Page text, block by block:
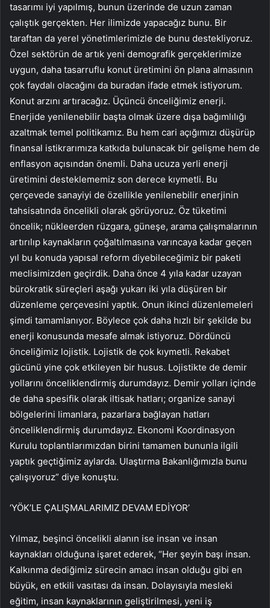
tasarımı iyi yapılmış, bunun üzerinde de uzun zaman
çalıştık gerçekten. Her ilimizde yapacağız bunu. Bir
taraftan da yerel yönetimlerimizle de bunu destekliyoruz.
Özel sektörün de artık yeni demografik gerçeklerimize
uygun, daha tasarruflu konut üretimini ön plana almasının
çok faydalı olacağını da buradan ifade etmek istiyorum.
Konut arzını artıracağız. Üçüncü önceliğimiz enerji.
Enerjide yenilenebilir başta olmak üzere dışa bağımlılığı
azaltmak temel politikamız. Bu hem cari açığımızı düşürüp
finansal istikrarımıza katkıda bulunacak bir gelişme hem de
enflasyon açısından önemli. Daha ucuza yerli enerji
üretimini desteklememiz son derece kıymetli. Bu
çerçevede sanayiyi de özellikle yenilenebilir enerjinin
tahsisatında öncelikli olarak görüyoruz. Öz tüketimi
öncelik; nükleerden rüzgara, güneşe, arama çalışmalarının
artırılıp kaynakların çoğaltılmasına varıncaya kadar geçen
yıl bu konuda yapısal reform diyebileceğimiz bir paketi
meclisimizden geçirdik. Daha önce 4 yıla kadar uzayan
bürokratik süreçleri aşağı yukarı iki yıla düşüren bir
düzenleme çerçevesini yaptık. Onun ikinci düzenlemeleri
şimdi tamamlanıyor. Böylece çok daha hızlı bir şekilde bu
enerji konusunda mesafe almak istiyoruz. Dördüncü
önceliğimiz lojistik. Lojistik de çok kıymetli. Rekabet
gücünü yine çok etkileyen bir husus. Lojistikte de demir
yollarını önceliklendirmiş durumdayız. Demir yolları içinde
de daha spesifik olarak iltisak hatları; organize sanayi
bölgelerini limanlara, pazarlara bağlayan hatları
önceliklendirmiş durumdayız. Ekonomi Koordinasyon
Kurulu toplantılarımızdan birini tamamen bununla ilgili
yaptık geçtiğimiz aylarda. Ulaştırma Bakanlığımızla bunu
çalışıyoruz” diye konuştu.
‘YÖK’LE ÇALIŞMALARIMIZ DEVAM EDİYOR’
Yılmaz, beşinci öncelikli alanın ise insan ve insan
kaynakları olduğuna işaret ederek, “Her şeyin başı insan.
Kalkınma dediğimiz sürecin amacı insan olduğu gibi en
büyük, en etkili vasıtası da insan. Dolayısıyla mesleki
eğitim, insan kaynaklarının geliştirilmesi, yeni iş